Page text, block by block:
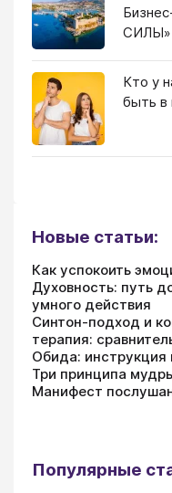
СИЛЫ»
Кто у
быть в
Новые статьи:
Как успокоить
Духовность: путь
умного действия
Синтон-подход и
терапия:
Обида:
Три принципа
Манифест
Популярные